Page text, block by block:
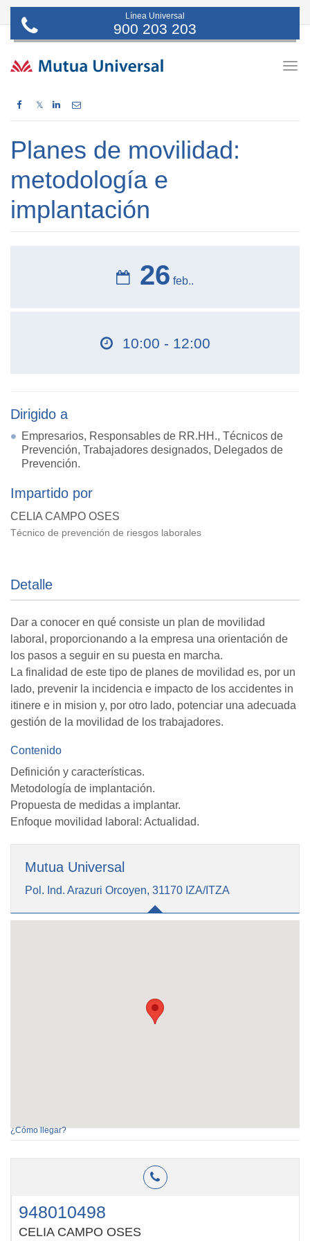
Línea Universal
900 203 203
𝕏
Planes de movilidad:
metodología e
implantación
26 feb..
10:00 - 12:00
Dirigido a
Empresarios, Responsables de RR.HH., Técnicos de
Prevención, Trabajadores designados, Delegados de
Prevención.
Impartido por
CELIA CAMPO OSES
Técnico de prevención de riesgos laborales
Detalle
Dar a conocer en qué consiste un plan de movilidad
laboral, proporcionando a la empresa una orientación de
los pasos a seguir en su puesta en marcha.
La finalidad de este tipo de planes de movilidad es, por un
lado, prevenir la incidencia e impacto de los accidentes in
itinere e in mision y, por otro lado, potenciar una adecuada
gestión de la movilidad de los trabajadores.
Contenido
Definición y características.
Metodología de implantación.
Propuesta de medidas a implantar.
Enfoque movilidad laboral: Actualidad.
Mutua Universal
Pol. Ind. Arazuri Orcoyen, 31170 IZA/ITZA
¿Cómo llegar?
948010498
CELIA CAMPO OSES